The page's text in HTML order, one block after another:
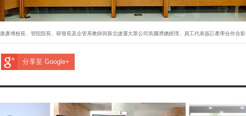
唐彥博校長、管院院長、研發長及企管系教師與新北捷運大眾公司吳國濟總經理、員工代表簽訂產學合作合影
分享至 Google+